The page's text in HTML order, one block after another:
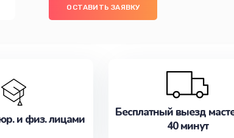
ОСТАВИТЬ ЗАЯВКУ
и физ. лицами
Бесплатный выезд
40 минут